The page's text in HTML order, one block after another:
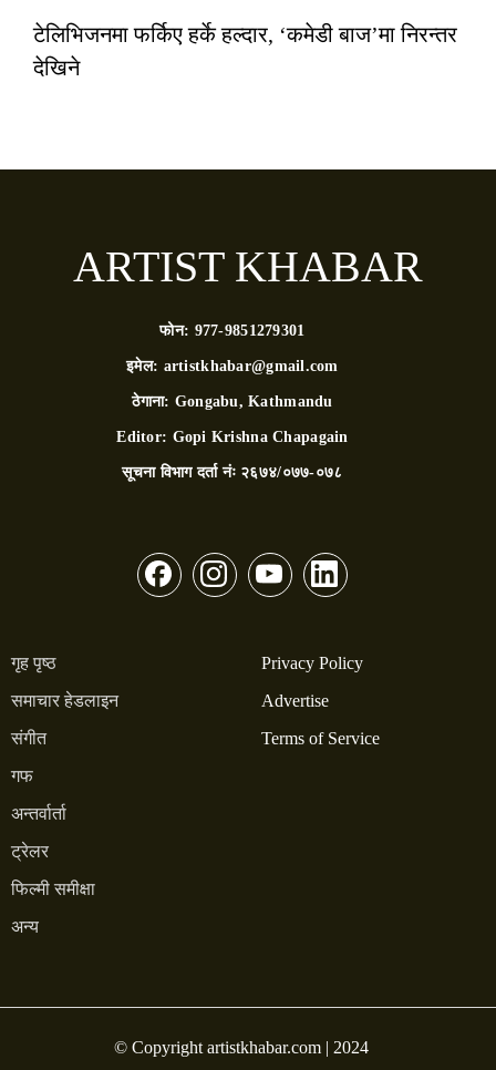
टेलिभिजनमा फर्किए हर्के हल्दार, ‘कमेडी बाज’मा निरन्तर
देखिने
ARTIST KHABAR
फोन: 977-9851279301
इमेल: artistkhabar@gmail.com
ठेगाना: Gongabu, Kathmandu
Editor: Gopi Krishna Chapagain
सूचना विभाग दर्ता नंः २६७४/०७७-०७८
गृह पृष्ठ
समाचार हेडलाइन
संगीत
गफ
अन्तर्वार्ता
ट्रेलर
फिल्मी समीक्षा
अन्य
Privacy Policy
Advertise
Terms of Service
© Copyright artistkhabar.com | 2024